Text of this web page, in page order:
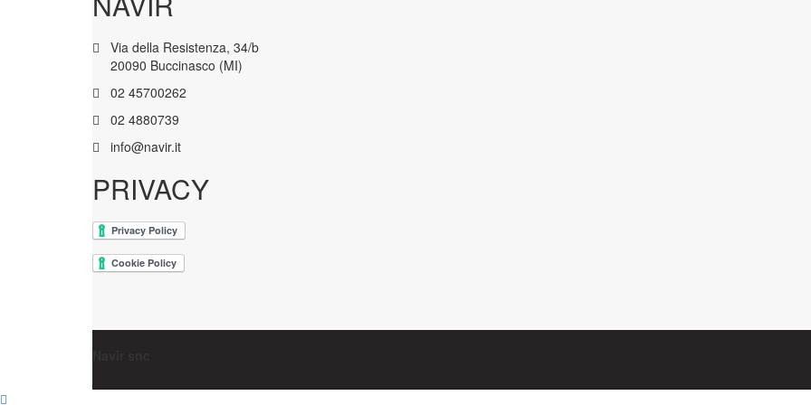
Via della Resistenza, 34/b
20090 Buccinasco (MI)
02 45700262
02 4880739
info@navir.it
PRIVACY